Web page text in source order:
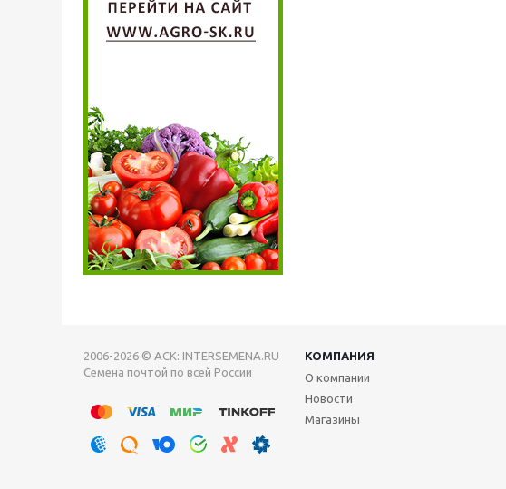
2006-2026 © АСК: INTERSEMENA.RU
Семена почтой по всей России
КОМПАНИЯ
О компании
Новости
Магазины